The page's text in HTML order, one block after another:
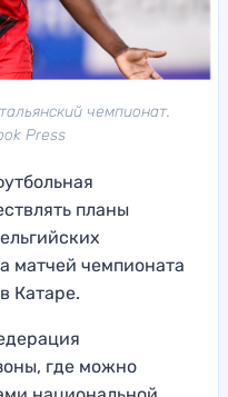
чемпионат.
Press
планы
матчей чемпионата
Катаре.
где можно